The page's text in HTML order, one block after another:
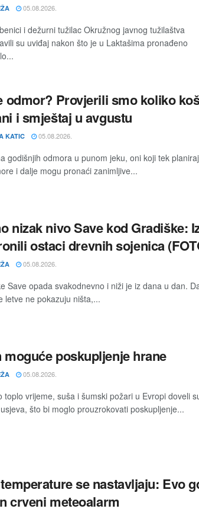
05.08.2026.
i dežurni tužilac Okružnog javnog tužilaštva
su uviđaj nakon što je u Laktašima pronađeno
odmor? Provjerili smo koliko
i smještaj u avgustu
KATIC 05.08.2026.
godišnjih odmora u punom jeku, oni koji tek
i dalje mogu pronaći zanimljive...
nizak nivo Save kod Gradiške:
ostaci drevnih sojenica
05.08.2026.
Save opada svakodnevno i niži je iz dana u dan.
letve ne pokazuju ništa,...
moguće poskupljenje hrane
05.08.2026.
toplo vrijeme, suša i šumski požari u Evropi doveli
što bi moglo prouzrokovati poskupljenje...
se nastavljaju: Evo
crveni meteoalarm